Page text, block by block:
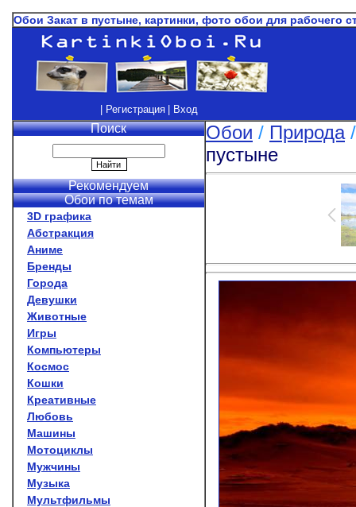
Обои Закат в пустыне, картинки, фото обои для рабочего
| Регистрация | Вход
Поиск
Рекомендуем
Обои по темам
3D графика
Абстракция
Аниме
Бренды
Города
Девушки
Животные
Игры
Компьютеры
Космос
Кошки
Креативные
Любовь
Машины
Мотоциклы
Мужчины
Музыка
Мультфильмы
Обои / Природа
пустыне